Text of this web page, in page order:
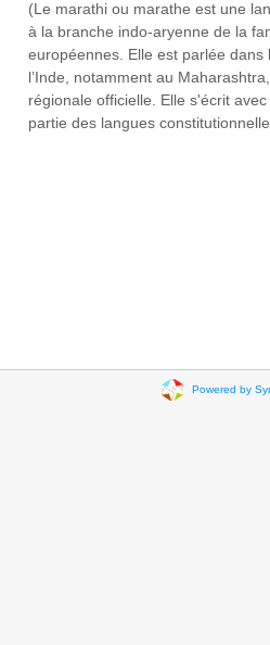
(Le marathi ou marathe est une
à la branche indo-aryenne de la
européennes. Elle est parlée dans
l’Inde, notamment au
régionale officielle. Elle s'écrit
partie des langues
Powered by